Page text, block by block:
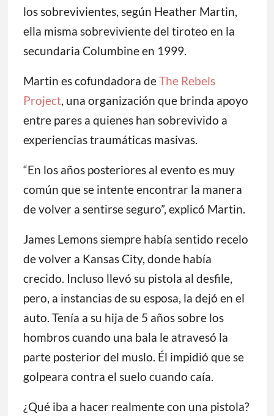
los sobrevivientes, según Heather Martin,
ella misma sobreviviente del tiroteo en la
secundaria Columbine en 1999.
Martin es cofundadora deThe Rebels
Project, una organización que brinda apoyo
entre pares a quienes han sobrevivido a
experiencias traumáticas masivas.
“En los años posteriores al evento es muy
común que se intente encontrar la manera
de volver a sentirse seguro”, explicó Martin.
James Lemons siempre había sentido recelo
de volver a Kansas City, donde había
crecido. Incluso llevó su pistola al desfile,
pero, a instancias de su esposa, la dejó en el
auto. Tenía a su hija de 5 años sobre los
hombros cuando una bala le atravesó la
parte posterior del muslo. Él impidió que se
golpeara contra el suelo cuando caía.
¿Qué iba a hacer realmente con una pistola?